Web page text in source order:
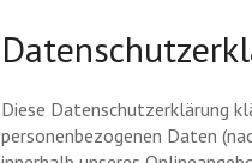
Diese Datenschutzerklärung
personenbezogenen Daten